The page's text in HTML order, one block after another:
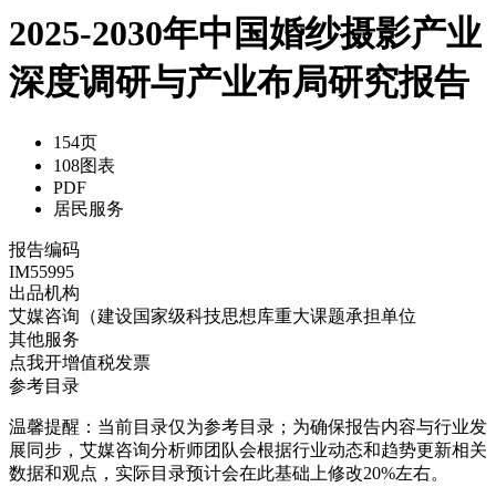
2025-2030年中国婚纱摄影产业
深度调研与产业布局研究报告
154页
108图表
PDF
居民服务
报告编码
IM55995
出品机构
艾媒咨询（建设国家级科技思想库重大课题承担单位
其他服务
点我开增值税发票
参考目录
温馨提醒：当前目录仅为参考目录；为确保报告内容与行业发
展同步，艾媒咨询分析师团队会根据行业动态和趋势更新相关
数据和观点，实际目录预计会在此基础上修改20%左右。